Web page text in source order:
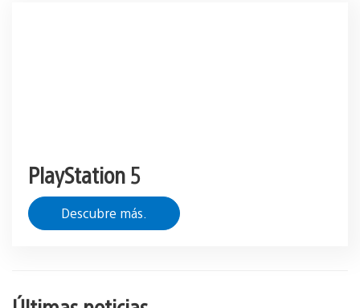
PlayStation 5
Descubre más.